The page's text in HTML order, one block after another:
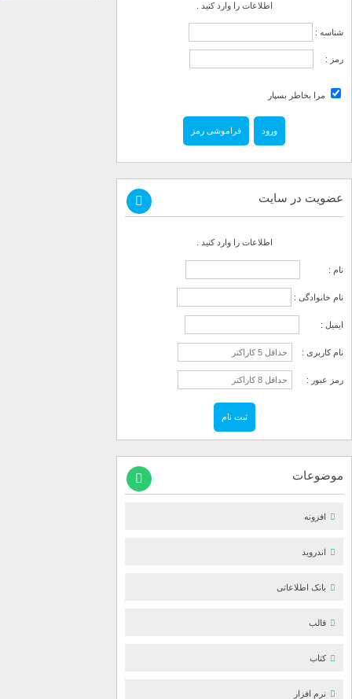
اطلاعات را وارد کنید .
شناسه :
رمز :
مرا بخاطر بسپار
فراموشی رمز
عضویت در سایت
اطلاعات را وارد کنید .
نام :
نام خانوادگی :
ایمیل :
نام کاربری :
رمز عبور :
موضوعات
افزونه
اندروید
بانک اطلاعاتی
قالب
کتاب
نرم افزار